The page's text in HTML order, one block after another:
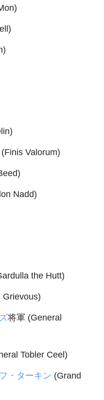
(Finis Valorum)
Nadd)
the Hutt)
Grievous)
将軍 (General
Tobler Ceel)
・ターキン (Grand